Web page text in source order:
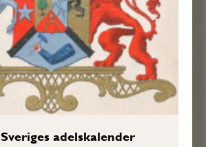
Sveriges adelskalender